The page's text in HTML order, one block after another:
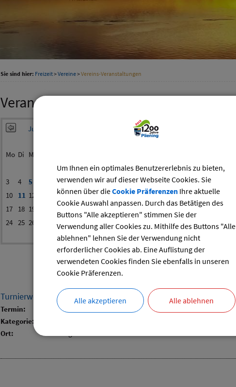
Sie sind hier: Freizeit>Vereine>Vereins-Veranstaltungen
Veranstaltungskalender der Vereine
Juni 2024
Mo Di Mi
1
2
3
4 5 8
9
10
11 12 14 15 16
17
18 19
24 25 26 28
Datum
bis:
reset
Turnierwochenende 1 SSV Landsham
Termin: 13.06.2024
Kategorie:
Ort:
Um Ihnen ein optimales Benutzererlebnis zu bieten,
verwenden wir auf dieser Webseite Cookies. Sie
können über dieCookie PräferenzenIhre aktuelle
Cookie Auswahl anpassen. Durch das Betätigen des
Buttons "Alle akzeptieren" stimmen Sie der
Verwendung aller Cookies zu. Mithilfe des Buttons "Alle
ablehnen" lehnen Sie der Verwendung nicht
erforderlicher Cookies ab. Eine Auflistung der
verwendeten Cookies finden Sie ebenfalls in unseren
Cookie Präferenzen.
Alle akzeptieren Alle ablehnen